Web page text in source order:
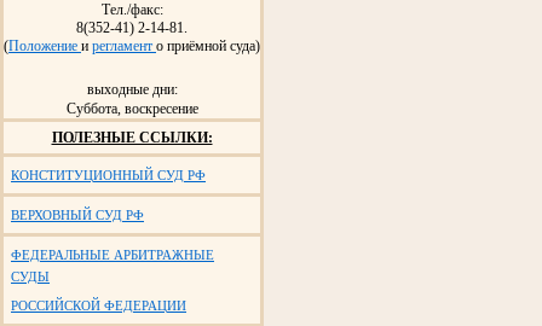
Тел./факс:
8(352-41) 2-14-81.
(Положение и регламент о приёмной суда)
выходные дни:
Суббота, воскресение
ПОЛЕЗНЫЕ ССЫЛКИ:
КОНСТИТУЦИОННЫЙ СУД РФ
ВЕРХОВНЫЙ СУД РФ
ФЕДЕРАЛЬНЫЕ АРБИТРАЖНЫЕ
СУДЫ
РОССИЙСКОЙ ФЕДЕРАЦИИ